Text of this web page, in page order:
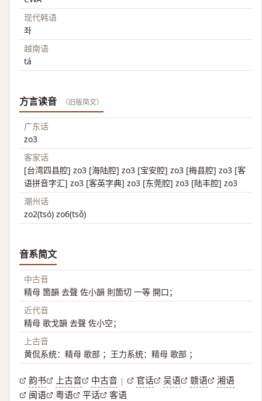
现代韩语
좌
越南语
tá
方言读音 （旧版简文）
广东话
zo3
客家话
[台湾四县腔] zo3 [海陆腔] zo3 [宝安腔] zo3 [梅县腔] zo3 [客
语拼音字汇] zo3 [客英字典] zo3 [东莞腔] zo3 [陆丰腔] zo3
潮州话
zo2(tsó) zo6(tsǒ)
音系简文
中古音
精母 箇韻 去聲 佐小韻 則箇切 一等 開口；
近代音
精母 歌戈韻 去聲 佐小空；
上古音
黄侃系统：精母 歌部 ；王力系统：精母 歌部 ；
韵书 上古音 中古音 | 官话 吴语 赣语
湘语
闽语
粤语 平话 客语